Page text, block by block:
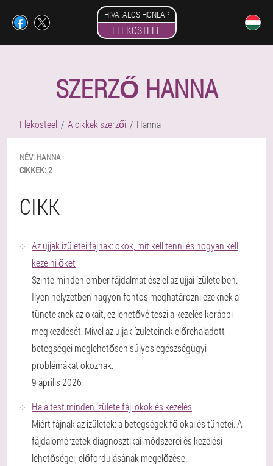
HIVATALOS HONLAP
FLEKOSTEEL
SZERZŐ HANNA
Flekosteel A cikkek szerzői Hanna
NÉV: HANNA
CIKKEK:2
CIKK
Az ujjak ízületei fájnak: okok, mit kell tenni és hogyan kell
kezelni őket
Szinte minden ember fájdalmat észlel az ujjai ízületeiben.
Ilyen helyzetben nagyon fontos meghatározni ezeknek a
tüneteknek az okait, ez lehetővé teszi a kezelés korábbi
megkezdését. Mivel az ujjak ízületeinek előrehaladott
betegségei meglehetősen súlyos egészségügyi
problémákat okoznak.
9 április 2026
Ha a test minden ízülete fáj: okok és kezelés
Miért fájnak az ízületek: a betegségek fő okai és tünetei. A
fájdalomérzetek diagnosztikai módszerei és kezelési
lehetőségei, előfordulásának megelőzése.